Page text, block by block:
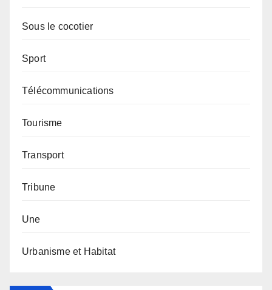
Sous le cocotier
Sport
Télécommunications
Tourisme
Transport
Tribune
Une
Urbanisme et Habitat